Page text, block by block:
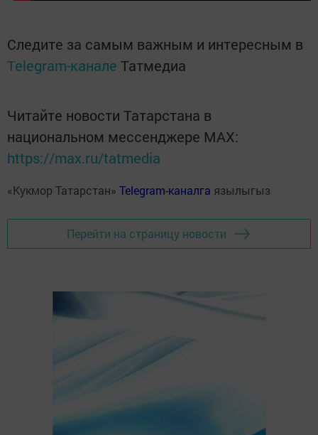
Следите за самым важным и интересным в
Telegram-канале Татмедиа
Читайте новости Татарстана в
национальном мессенджере MАХ:
https://max.ru/tatmedia
«Кукмор Татарстан» Telegram-каналга язылыгыз
Перейти на страницу новости